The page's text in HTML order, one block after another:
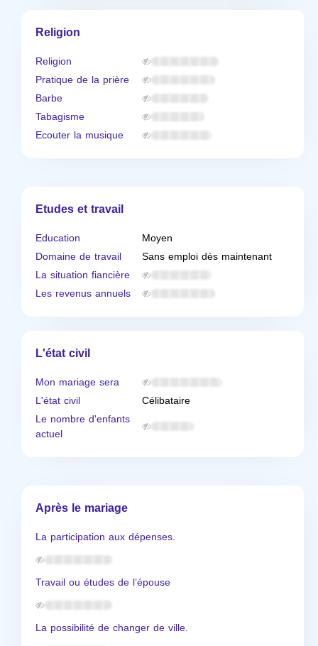
Religion
Religion
Pratique de la prière
Barbe
Tabagisme
Ecouter la musique
Etudes et travail
Education
Moyen
Domaine de travail
Sans emploi dès maintenant
La situation fiancière
Les revenus annuels
L'état civil
Mon mariage sera
L'état civil
Célibataire
Le nombre d'enfants
actuel
Après le mariage
La participation aux dépenses.
Travail ou études de l’épouse
La possibilité de changer de ville.